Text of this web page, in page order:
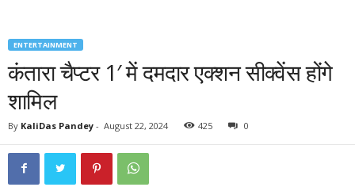
ENTERTAINMENT
कंतारा चैप्टर 1′ में दमदार एक्शन सीक्वेंस होंगे
शामिल
By KaliDas Pandey - August 22, 2024 425 0